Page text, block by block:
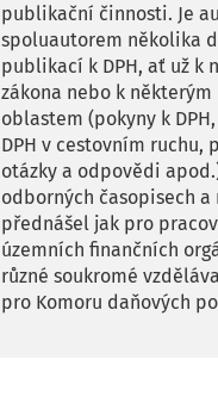
publikační činnosti. Je
spoluautorem několika
publikací k DPH, ať už k
zákona nebo k
oblastem (pokyny k
DPH v cestovním ruchu,
otázky a odpovědi
odborných časopisech a
přednášel jak pro
územních finančních
různé soukromé
pro Komoru daňových